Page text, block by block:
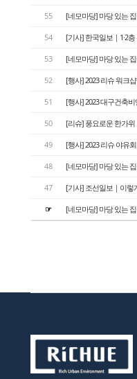
55 [네모마당] 마당 있는
54 [기사] 한국일보｜1·2
53 [네모마당] 마당 있는
52 [행사] 2023 리슈 워크샵
51 [행사] 2023 대구건축
50 [리슈] 풍요로운 한가위
49 [행사] 2023 리슈 야유회
48 [네모마당] 마당 있는
47 [기사] 조선일보｜이렇
☞ [네모마당] 마당 있는